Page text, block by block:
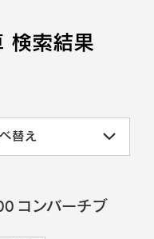
検索結果
替え
コンバーチブ